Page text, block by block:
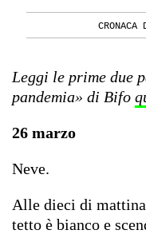
CRONACA
Leggi le prime due
pandemia» di Bifo
26 marzo
Neve.
Alle dieci di
tetto è bianco e